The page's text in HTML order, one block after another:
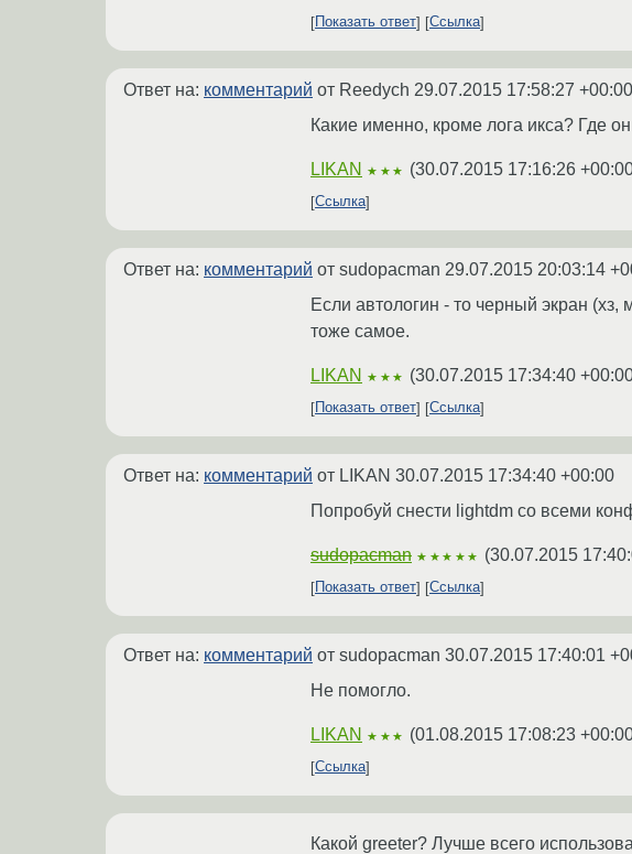
Показать ответ Ссылка
Ответ на: комментарий от Reedych 29.07.2015 17:58:27 +00:00
Какие именно, кроме лога икса? Где
LIKAN ★★★ (30.07.2015 17:16:26
Ссылка
Ответ на: комментарий от sudopacman 29.07.2015 20:03:14
Если автологин - то черный экран
тоже самое.
LIKAN ★★★ (30.07.2015 17:34:40
Показать ответ
Ссылка
Ответ на: комментарий от LIKAN 30.07.2015 17:34:40 +00:00
Попробуй снести lightdm со всеми
sudopacman ★★★★★ (30.07.2015
Показать ответ Ссылка
Ответ на: комментарий от sudopacman 30.07.2015 17:40:01
Не помогло.
LIKAN ★★★ (01.08.2015 17:08:23
Ссылка
Какой greeter? Лучше всего